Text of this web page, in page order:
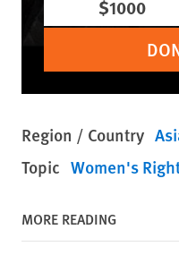
$1000
Region / Country
Topic Women's
MORE READING